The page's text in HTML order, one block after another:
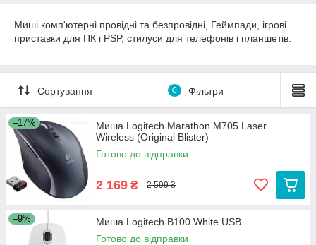
Миші комп'ютерні провідні та безпровідні, Геймпади, ігрові
приставки для ПК і PSP, стилуси для телефонів і планшетів.
Сортування 0 Фільтри
–17%
Миша Logitech Marathon M705 Laser
Wireless (Original Blister)
Готово до відправки
2 169 ₴ 2 599 ₴
–9%
Миша Logitech B100 White USB
Готово до відправки